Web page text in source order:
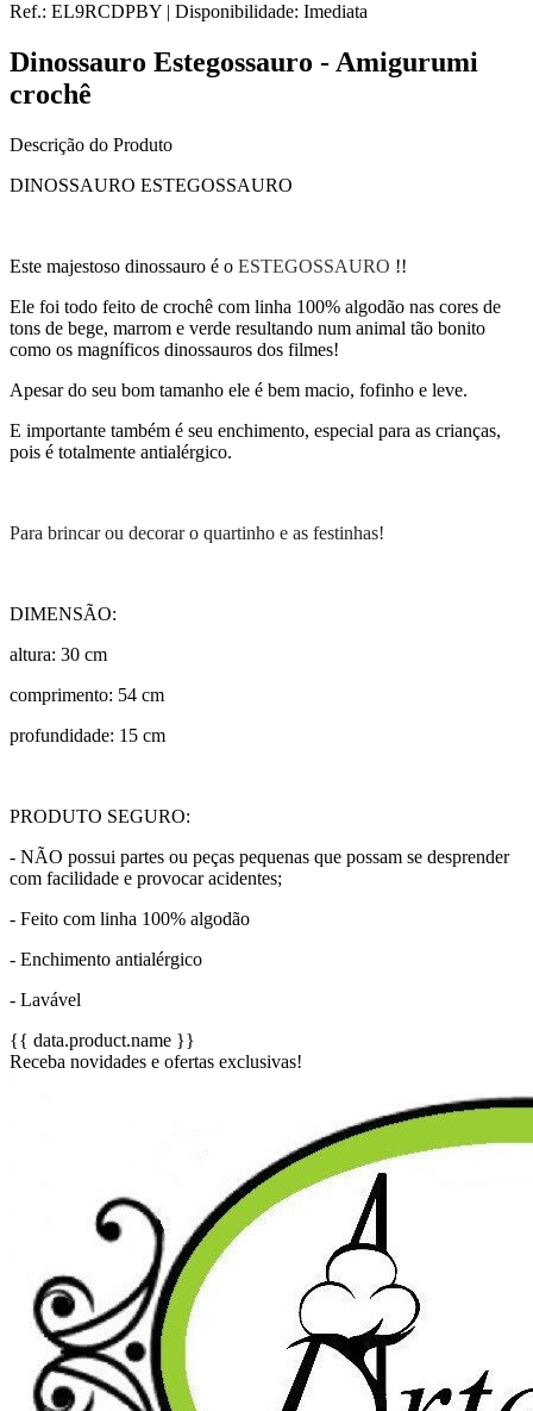
Ref.: EL9RCDPBY | Disponibilidade: Imediata
Dinossauro Estegossauro - Amigurumi
crochê
Descrição do Produto
DINOSSAURO ESTEGOSSAURO
Este majestoso dinossauro é o ESTEGOSSAURO !!
Ele foi todo feito de crochê com linha 100% algodão nas cores de
tons de bege, marrom e verde resultando num animal tão bonito
como os magníficos dinossauros dos filmes!
Apesar do seu bom tamanho ele é bem macio, fofinho e leve.
E importante também é seu enchimento, especial para as crianças,
pois é totalmente antialérgico.
Para brincar ou decorar o quartinho e as festinhas!
DIMENSÃO:
altura: 30 cm
comprimento: 54 cm
profundidade: 15 cm
PRODUTO SEGURO:
- NÃO possui partes ou peças pequenas que possam se desprender
com facilidade e provocar acidentes;
- Feito com linha 100% algodão
- Enchimento antialérgico
- Lavável
{{ data.product.name }}
Receba novidades e ofertas exclusivas!